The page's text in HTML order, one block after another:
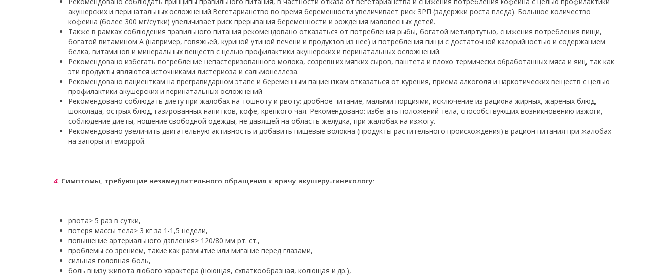
акушерских и перинатальных осложнений.Вегетарианство во время беременности увеличивает риск ЗРП (задержки роста плода). Большое количество
кофеина (более 300 мг/сутки) увеличивает риск прерывания беременности и рождения маловесных детей.
Также в рамках соблюдения правильного питания рекомендовано отказаться от потребления рыбы, богатой метилртутью, снижения потребления пищи,
богатой витамином А (например, говяжьей, куриной утиной печени и продуктов из нее) и потребления пищи с достаточной калорийностью и содержанием
белка, витаминов и минеральных веществ с целью профилактики акушерских и перинатальных осложнений.
Рекомендовано избегать потребление непастеризованного молока, созревших мягких сыров, паштета и плохо термически обработанных мяса и яиц, так как
эти продукты являются источниками листериоза и сальмонеллеза.
Рекомендовано пациенткам на прегравидарном этапе и беременным пациенткам отказаться от курения, приема алкоголя и наркотических веществ с целью
профилактики акушерских и перинатальных осложнений
Рекомендовано соблюдать диету при жалобах на тошноту и рвоту: дробное питание, малыми порциями, исключение из рациона жирных, жареных блюд,
шоколада, острых блюд, газированных напитков, кофе, крепкого чая. Рекомендовано: избегать положений тела, способствующих возникновению изжоги,
соблюдение диеты, ношение свободной одежды, не давящей на область желудка, при жалобах на изжогу.
Рекомендовано увеличить двигательную активность и добавить пищевые волокна (продукты растительного происхождения) в рацион питания при жалобах
на запоры и геморрой.
4. Симптомы, требующие незамедлительного обращения к врачу акушеру-гинекологу:
рвота> 5 раз в сутки,
потеря массы тела> 3 кг за 1-1,5 недели,
повышение артериального давления> 120/80 мм рт. ст.,
проблемы со зрением, такие как размытие или мигание перед глазами,
сильная головная боль,
боль внизу живота любого характера (ноющая, схваткообразная, колющая и др.),